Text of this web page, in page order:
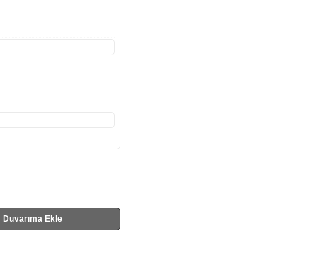
Duvarıma Ekle